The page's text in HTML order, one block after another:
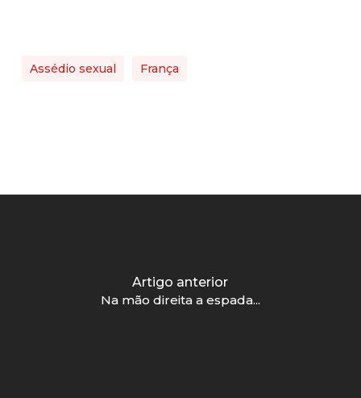
Assédio sexual França
Artigo anterior
Na mão direita a espada...